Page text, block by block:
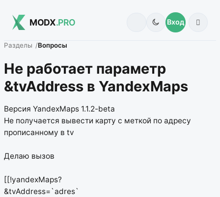
MODX.PRO Вход
Разделы Вопросы
Не работает параметр
&tvAddress в YandexMaps
Версия YandexMaps 1.1.2-beta
Не получается вывести карту с меткой по адресу
прописанному в tv
Делаю вызов
[[!yandexMaps?
&tvAddress=`adres`